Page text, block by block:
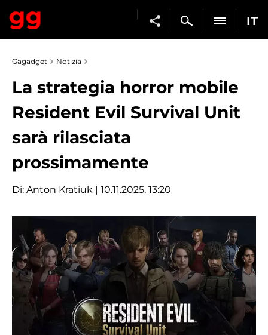
IT
Gagadget Notizia
La strategia horror mobile
Resident Evil Survival Unit
sarà rilasciata
prossimamente
Di: Anton Kratiuk | 10.11.2025, 13:20